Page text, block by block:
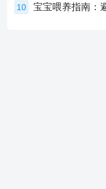
10 宝宝喂养指南：